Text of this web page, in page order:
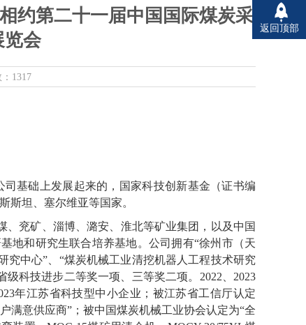
约第二十一届中国国际煤炭采
览会
1317
基础上发展起来的，国家科技创新基金（证书编
斯坦、塞尔维亚等国家。
兖矿、淄博、潞安、淮北等矿业集团，以及中国
地和研究生联合培养基地。公司拥有“徐州市（天
究中心”、“煤炭机械工业清挖机器人工程技术研究
科技进步二等奖一项、三等奖二项。2022、2023
年江苏省科技型中小企业；被江苏省工信厅认定
满意供应商”；被中国煤炭机械工业协会认定为“全
返回顶部